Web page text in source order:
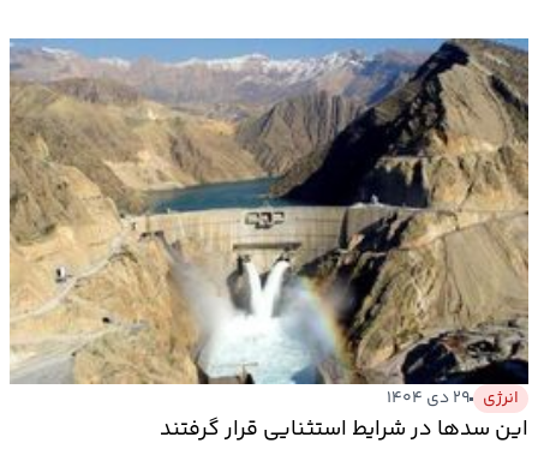
راه
و
مسکن
اقتصاد
ایران
ارتباطات
خودرو
عمومیانرژی ۲۹ دی ۱۴۰۴
این سدها در شرایط استثنایی قرار گرفتند